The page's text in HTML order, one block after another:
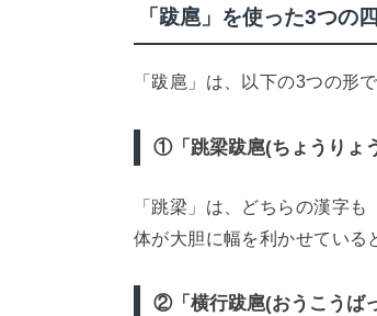
「跋扈」を使った3つの
「跋扈」は、以下の3つの形
①「跳梁跋扈(ちょうりょ
「跳梁」は、どちらの漢字
体が大胆に幅を利かせている
②「横行跋扈(おうこうば